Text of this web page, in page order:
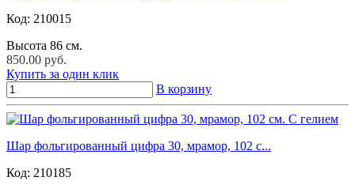
Код: 210015
Высота 86 см.
850.00 руб.
Купить за один клик
В корзину
Шар фольгированный цифра 30, мрамор, 102 с...
Код: 210185